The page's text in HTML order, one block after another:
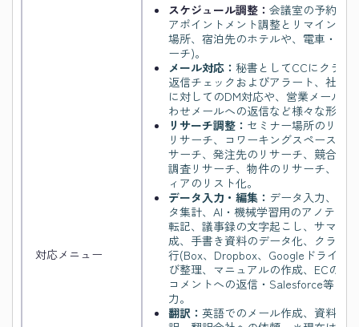
対応メニュー
スケジュール調整： 会議室の予約、
アポイントメント調整とリマインド/
場所、宿泊先のホテルや、電車・航
ーチ)。
メール対応： 秘書としてCCにクライ
返信チェックおよびアラート、社内
に対してのDM対応や、営業メールの
わせメールへの返信など様々な形で
リサーチ調整： セミナー場所のリサ
リサーチ、コワーキングスペースリ
サーチ、発注先のリサーチ、競合価
調査リサーチ、物件のリサーチ、情
ィアのリスト化。
データ入力・編集： データ入力、デ
タ集計、AI・機械学習用のアノテー
転記、議事録の文字起こし、サマリ
成、手書き資料のデータ化、クラウ
行(Box、Dropbox、Googleドライブ
び整理、マニュアルの作成、ECの商
コメントへの返信・Salesforce等の
力。
翻訳： 英語でのメール作成、資料の